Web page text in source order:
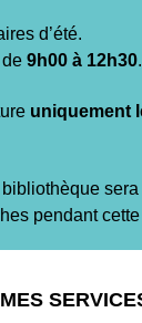
d’été.
de 9h00 à 12h30.
uniquement
bibliothèque sera
pendant
MES